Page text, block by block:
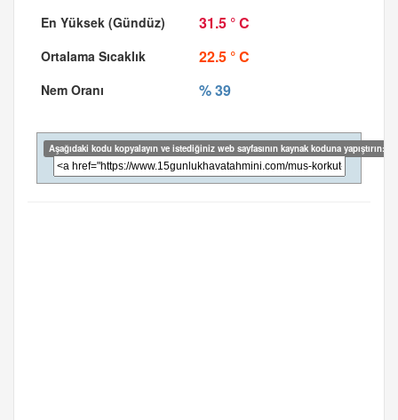
31.5 ° C
22.5 ° C
% 39
Aşağıdaki kodu kopyalayın ve istediğiniz web sayfasının kaynak koduna yapıştırın: